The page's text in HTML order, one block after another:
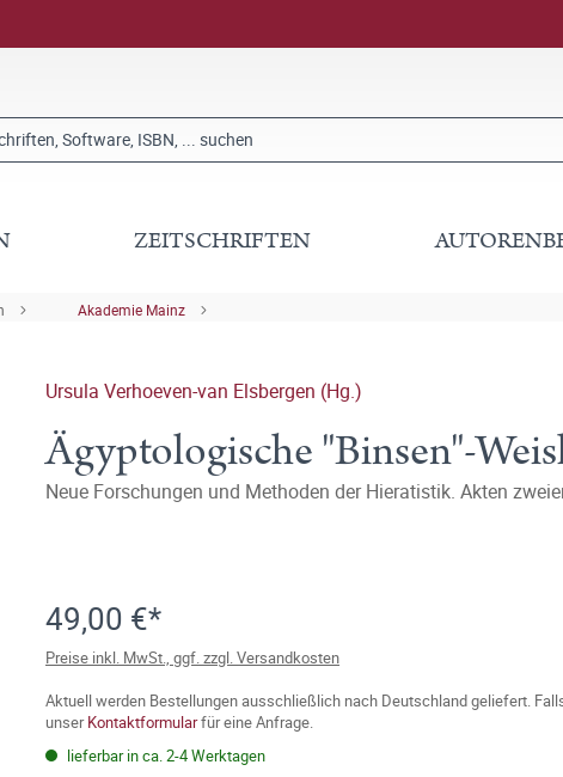
ZEITSCHRIFTEN
Akademie Mainz
Ursula Verhoeven-van Elsbergen (Hg.)
Ägyptologische "Binsen"-
Neue Forschungen und Methoden der Hieratistik. Akten
49,00 €*
Preise inkl. MwSt., ggf. zzgl. Versandkosten
Aktuell werden Bestellungen ausschließlich nach Deutschland geliefert.
unserKontaktformularfür eine Anfrage.
lieferbar in ca. 2-4 Werktagen